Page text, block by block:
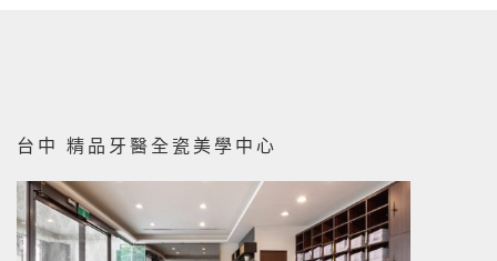
台中 精品牙醫全瓷美學中心